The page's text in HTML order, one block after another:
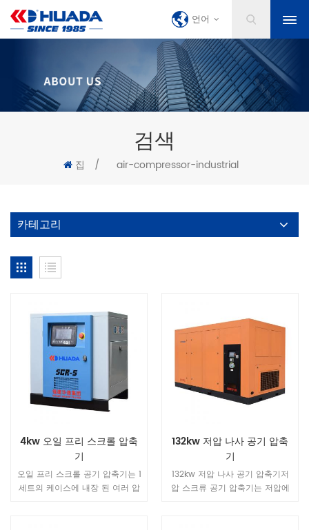
언어
검색
집 / air-compressor-industrial
카테고리
4kw 오일 프리 스크롤 압축
기
오일 프리 스크롤 공기 압축기는 1
세트의 케이스에 내장 된 여러 압
132kw 저압 나사 공기 압축
기
132kw 저압 나사 공기 압축기저
압 스크류 공기 압축기는 저압에